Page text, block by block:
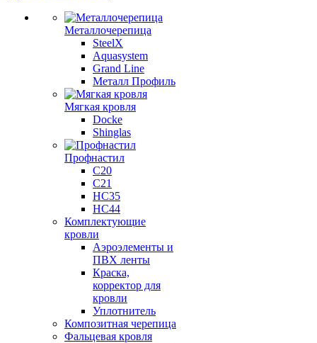
Металлочерепица
SteelX
Aquasystem
Grand Line
Металл Профиль
Мягкая кровля
Docke
Shinglas
Профнастил
C20
C21
НС35
НС44
Комплектующие
кровли
Аэроэлементы и
ПВХ ленты
Краска,
корректор для
кровли
Уплотнитель
Композитная черепица
Фальцевая кровля